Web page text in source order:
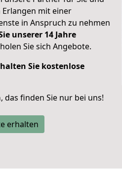
Erlangen mit einer
in Anspruch zu nehmen
unserer 14 Jahre
Sie sich Angebote.
Sie kostenlose
, das finden Sie nur bei uns!
erhalten